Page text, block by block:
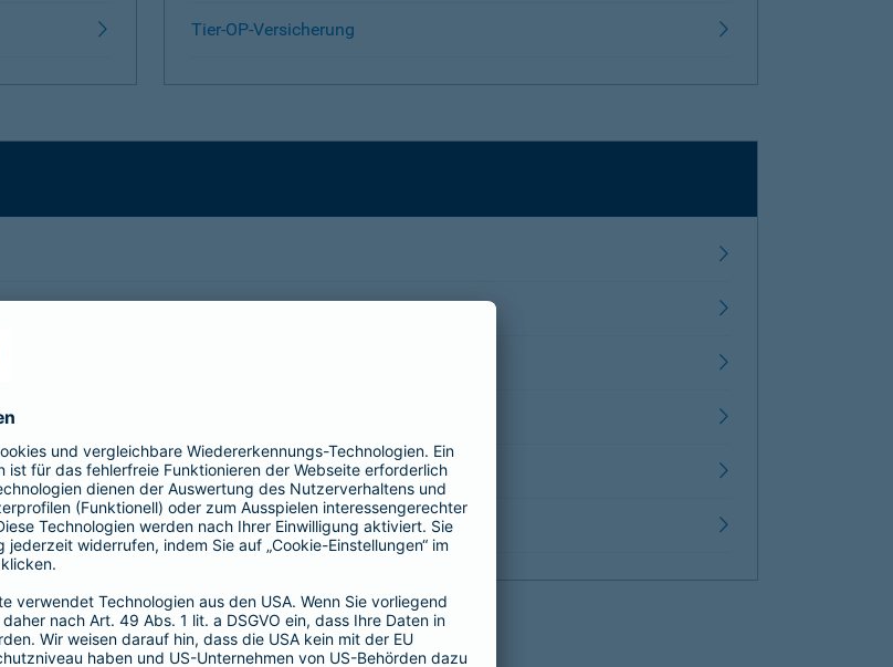
Tier-OP-Versicherung